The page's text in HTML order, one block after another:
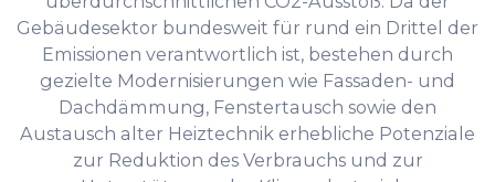
Gebäudesektor bundesweit für rund ein Drittel der
Emissionen verantwortlich ist, bestehen durch
gezielte Modernisierungen wie Fassaden- und
Dachdämmung, Fenstertausch sowie den
Austausch alter Heiztechnik erhebliche Potenziale
zur Reduktion des Verbrauchs und zur